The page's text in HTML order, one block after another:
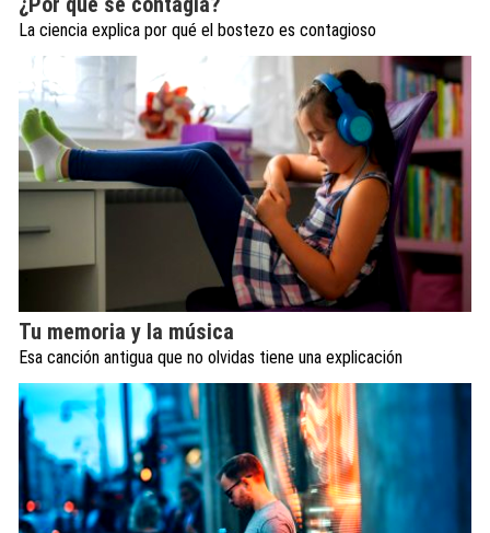
La ciencia explica por qué el bostezo es contagioso
Tu memoria y la música
Esa canción antigua que no olvidas tiene una explicación